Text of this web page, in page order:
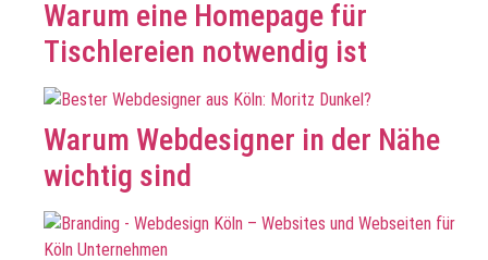
Warum eine Homepage für
Tischlereien notwendig ist
Warum Webdesigner in der Nähe
wichtig sind